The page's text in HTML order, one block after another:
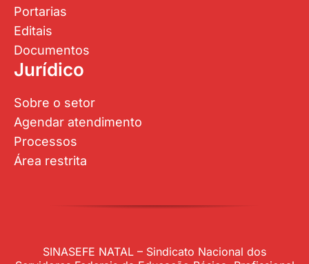
Portarias
Editais
Documentos
Jurídico
Sobre o setor
Agendar atendimento
Processos
Área restrita
SINASEFE NATAL – Sindicato Nacional dos